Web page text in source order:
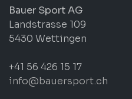
Bauer Sport AG
Landstrasse 109
5430 Wettingen
+41 56 426 15 17
info@bauersport.ch